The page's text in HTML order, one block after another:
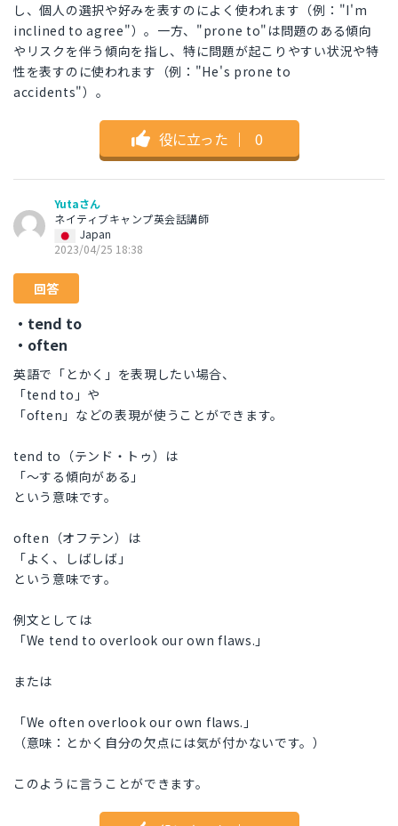
し、個人の選択や好みを表すのによく使われます（例："I'm
inclined to agree"）。一方、"prone to"は問題のある傾向
やリスクを伴う傾向を指し、特に問題が起こりやすい状況や特
性を表すのに使われます（例："He's prone to
accidents"）。
役に立った ｜ 0
Yutaさん
ネイティブキャンプ英会話講師
Japan
2023/04/25 18:38
回答
・tend to
・often
英語で「とかく」を表現したい場合、
「tend to」や
「often」などの表現が使うことができます。
tend to（テンド・トゥ）は
「～する傾向がある」
という意味です。
often（オフテン）は
「よく、しばしば」
という意味です。
例文としては
「We tend to overlook our own flaws.」
または
「We often overlook our own flaws.」
（意味：とかく自分の欠点には気が付かないです。）
このように言うことができます。